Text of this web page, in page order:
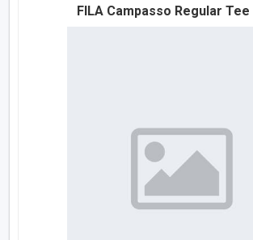
FILA Campasso Regular Tee